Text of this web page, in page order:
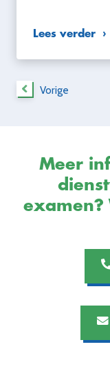
Lees verder
Vorige
Meer
examen?